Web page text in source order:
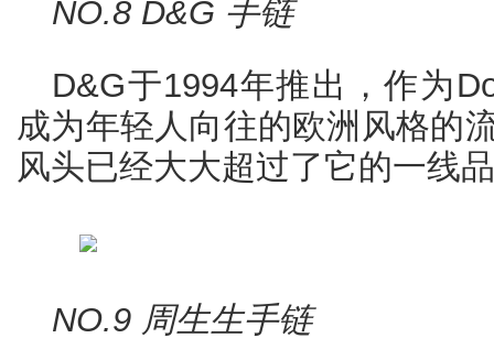
NO.8 D&G 手链
D&G于1994年推出，作为
成为年轻人向往的欧洲风格的
风头已经大大超过了它的一线
NO.9 周生生手链